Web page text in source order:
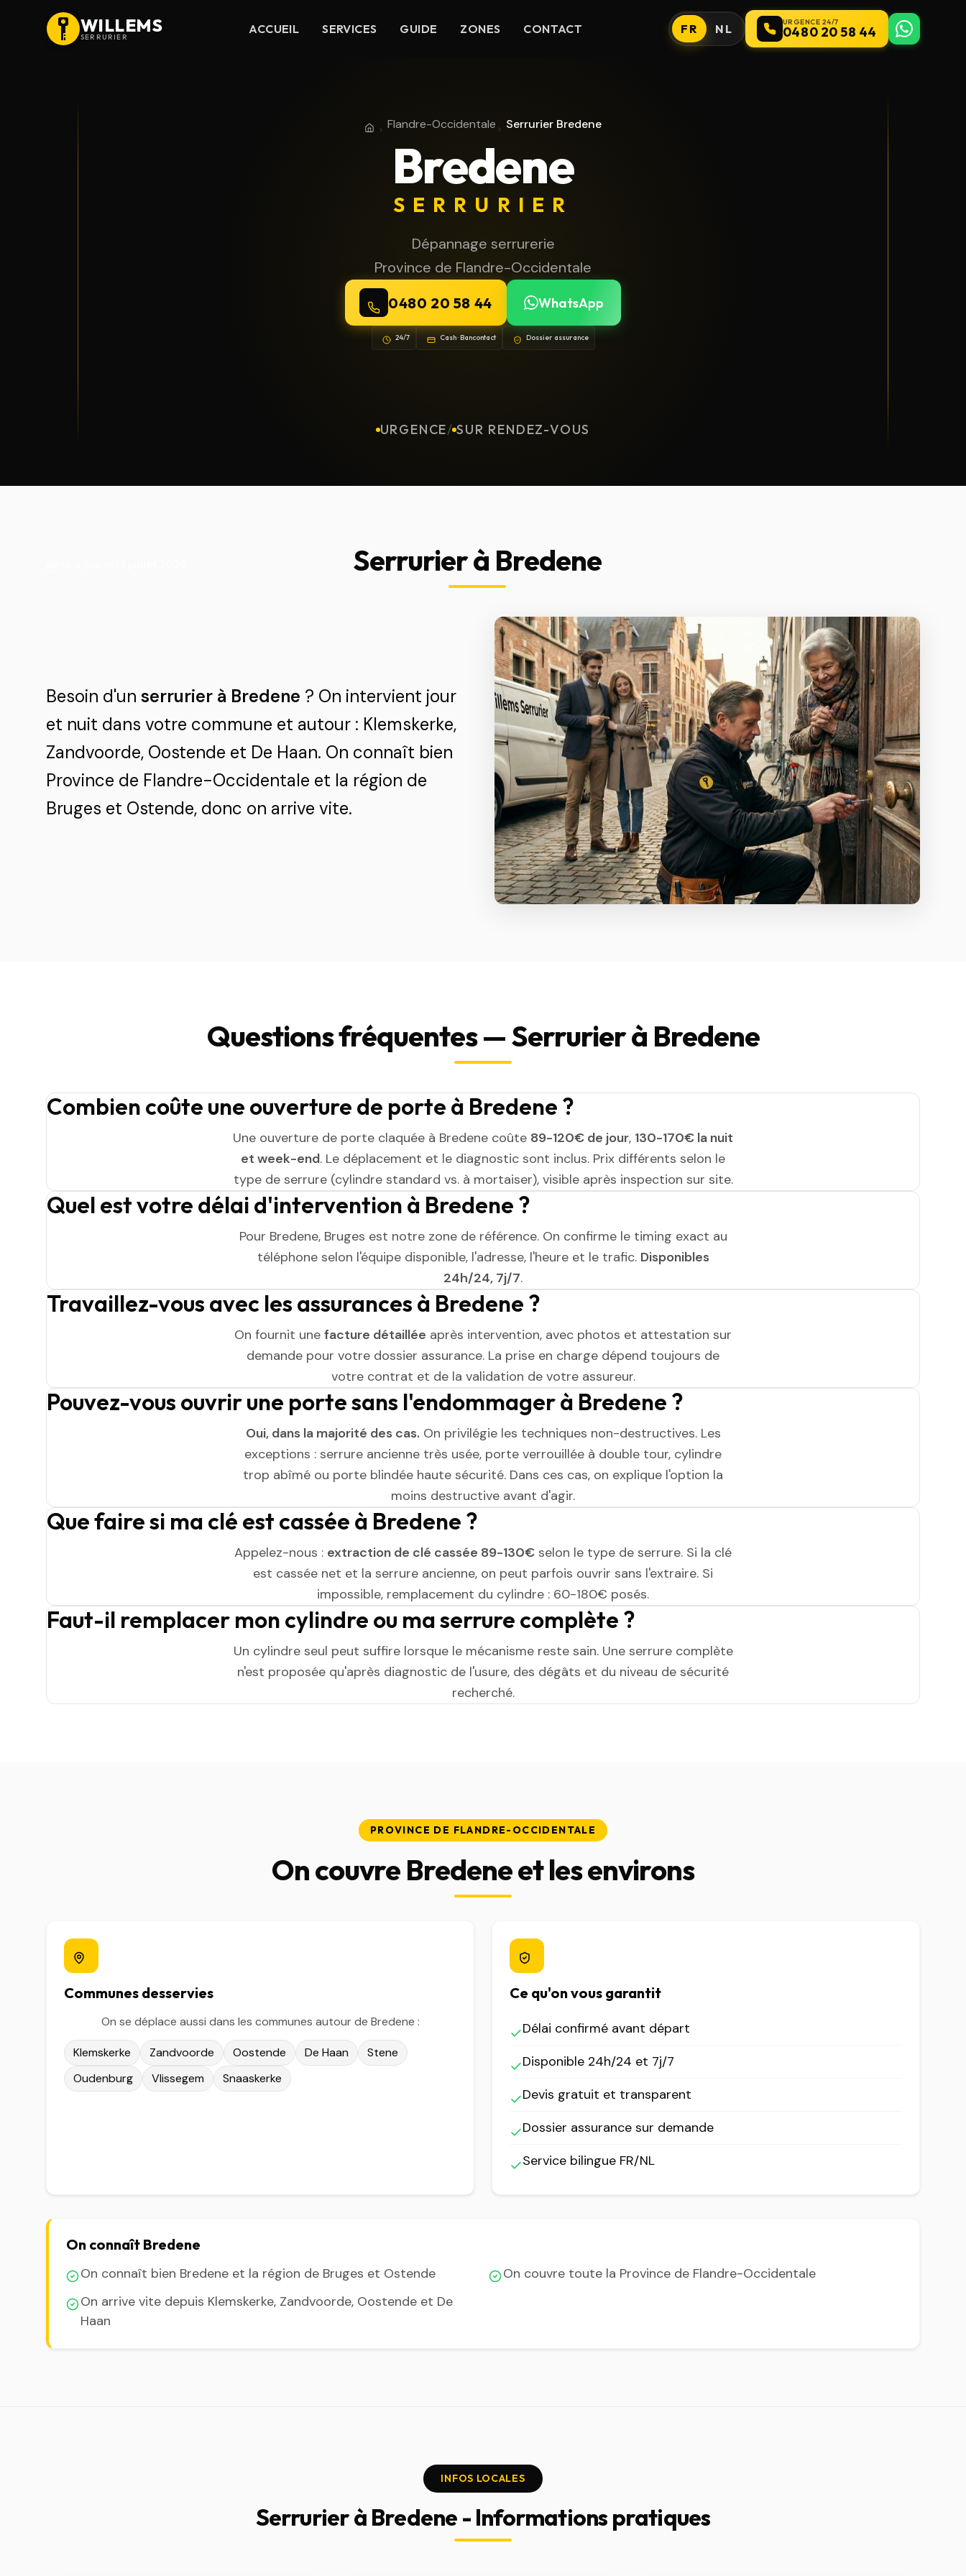
WILLEMS
SERRURIER
ACCUEIL SERVICES GUIDE ZONES CONTACT FR NL URGENCE 24/7
0480 20 58 44
AccueilProvince de Flandre-Occidentale
Flandre-Occidentale Serrurier Bredene
Bredene
SERRURIER
Dépannage serrurerie
Province de Flandre-Occidentale
0480 20 58 44 WhatsApp
24/7 Cash · Bancontact Dossier assurance
URGENCE/ SUR RENDEZ-VOUS
Serrurier à Bredene
Besoin d'un serrurier à Bredene ? On intervient jour
et nuit dans votre commune et autour : Klemskerke,
Zandvoorde, Oostende et De Haan. On connaît bien
Province de Flandre-Occidentale et la région de
Bruges et Ostende, donc on arrive vite.
Questions fréquentes — Serrurier à Bredene
Combien coûte une ouverture de porte à Bredene ?
Une ouverture de porte claquée à Bredene coûte 89-120€ de jour, 130-170€ la nuit
et week-end. Le déplacement et le diagnostic sont inclus. Prix différents selon le
type de serrure (cylindre standard vs. à mortaiser), visible après inspection sur site.
Quel est votre délai d'intervention à Bredene ?
Pour Bredene, Bruges est notre zone de référence. On confirme le timing exact au
téléphone selon l'équipe disponible, l'adresse, l'heure et le trafic. Disponibles
24h/24, 7j/7.
Travaillez-vous avec les assurances à Bredene ?
On fournit une facture détaillée après intervention, avec photos et attestation sur
demande pour votre dossier assurance. La prise en charge dépend toujours de
votre contrat et de la validation de votre assureur.
Pouvez-vous ouvrir une porte sans l'endommager à Bredene ?
Oui, dans la majorité des cas.On privilégie les techniques non-destructives. Les
exceptions : serrure ancienne très usée, porte verrouillée à double tour, cylindre
trop abîmé ou porte blindée haute sécurité. Dans ces cas, on explique l'option la
moins destructive avant d'agir.
Que faire si ma clé est cassée à Bredene ?
Appelez-nous : extraction de clé cassée 89-130€ selon le type de serrure. Si la clé
est cassée net et la serrure ancienne, on peut parfois ouvrir sans l'extraire. Si
impossible, remplacement du cylindre : 60-180€ posés.
Faut-il remplacer mon cylindre ou ma serrure complète ?
Un cylindre seul peut suffire lorsque le mécanisme reste sain. Une serrure complète
n'est proposée qu'après diagnostic de l'usure, des dégâts et du niveau de sécurité
recherché.
PROVINCE DE FLANDRE-OCCIDENTALE
On couvre Bredene et les environs
Communes desservies
On se déplace aussi dans les communes autour de Bredene :
Klemskerke Zandvoorde Oostende De Haan
Stene
Oudenburg
Vlissegem Snaaskerke
Ce qu'on vous garantit
Délai confirmé avant départ
Disponible 24h/24 et 7j/7
Devis gratuit et transparent
Dossier assurance sur demande
Service bilingue FR/NL
On connaît Bredene
On connaît bien Bredene et la région de Bruges et Ostende
On couvre toute la Province de Flandre-Occidentale
On arrive vite depuis Klemskerke, Zandvoorde, Oostende et De
Haan
INFOS LOCALES
Serrurier à Bredene - Informations pratiques